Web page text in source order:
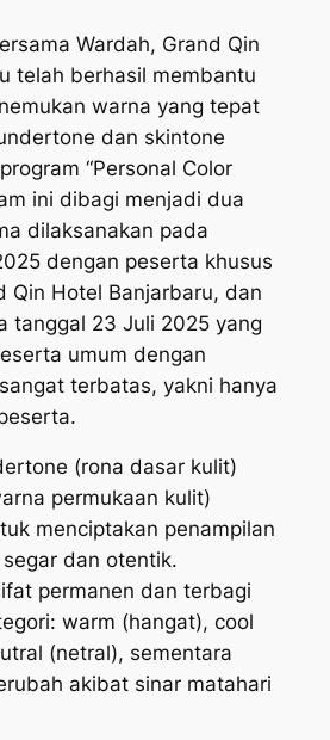
Wardah, Grand Qin
telah berhasil membantu
warna yang tepat
dan skintone
“Personal Color
ini dibagi menjadi dua
dilaksanakan pada
dengan peserta khusus
Qin Hotel Banjarbaru, dan
tanggal 23 Juli 2025 yang
umum dengan
terbatas, yakni hanya
(rona dasar kulit)
permukaan kulit)
menciptakan penampilan
dan otentik.
permanen dan terbagi
warm (hangat), cool
(netral), sementara
akibat sinar matahari